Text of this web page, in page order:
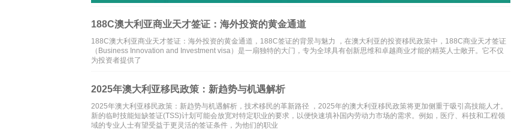
188C澳大利亚商业天才签证：海外投资的黄金通道
188C澳大利亚商业天才签证：海外投资的黄金通道，188C签证的背景与魅力 ，在澳大利亚的投资移民政策中，188C商业天才签证
（Business Innovation and Investment visa）是一扇独特的大门，专为全球具有创新思维和卓越商业才能的精英人士敞开。它不仅
为投资者提供了
2025年澳大利亚移民政策：新趋势与机遇解析
2025年澳大利亚移民政策：新趋势与机遇解析，技术移民的革新路径 ，2025年的澳大利亚移民政策将更加侧重于吸引高技能人才。
新的临时技能短缺签证(TSS)计划可能会放宽对特定职业的要求，以便快速填补国内劳动力市场的需求。例如，医疗、科技和工程领
域的专业人士有望受益于更灵活的签证条件，为他们的职业